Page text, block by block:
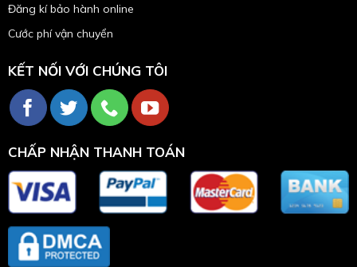
Đăng kí bảo hành online
Cước phí vận chuyển
KẾT NỐI VỚI CHÚNG TÔI
CHẤP NHẬN THANH TOÁN